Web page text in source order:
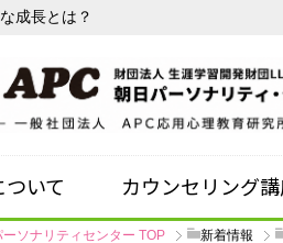
成長とは？
ついて カウンセリング
ソナリティセンター TOP 新着情報